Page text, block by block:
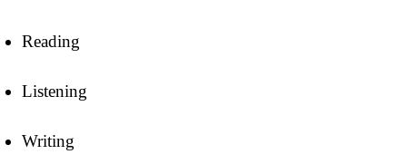
Reading
Listening
Writing